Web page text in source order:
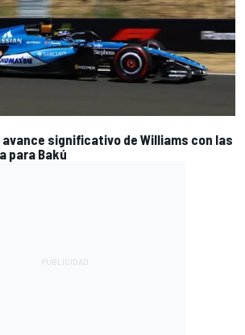
significativo de Williams con las
para Bakú